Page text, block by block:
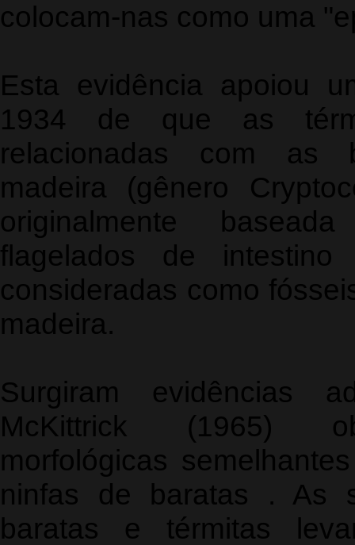
colocam-nas como uma
Esta evidência apoiou
1934 de que as
relacionadas com as
madeira (gênero
originalmente
flagelados de intestino
consideradas como
madeira.
Surgiram evidências
McKittrick (1965)
morfológicas
ninfas de baratas . As
baratas e térmitas